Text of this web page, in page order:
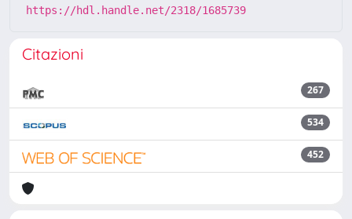
https://hdl.handle.net/2318/1685739
Citazioni
267
534
452